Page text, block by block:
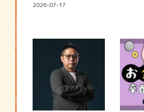
2026-07-17